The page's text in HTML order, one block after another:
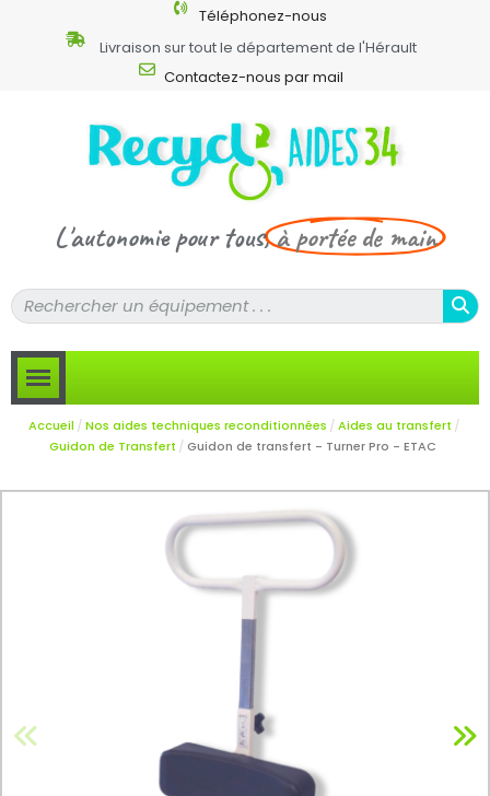
Téléphonez-nous
Livraison sur tout le département de l'Hérault
Contactez-nous par mail
L'autonomie pour tous,à portée de main
Accueil Nos aides techniques reconditionnées
Aides au transfert
Guidon de Transfert
Guidon de transfert - Turner Pro - ETAC